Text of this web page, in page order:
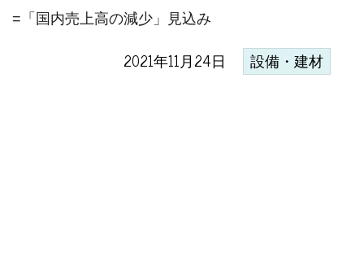
=「国内売上高の減少」見込み
2021年11月24日 設備・建材